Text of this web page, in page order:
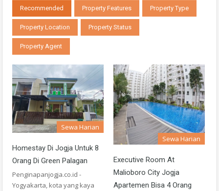
Recommended Property Features Property Type
Property Location Property Status
Property Agent
Sewa Harian
Homestay Di Jogja Untuk 8
Orang Di Green Palagan
Penginapanjogja.co.id -
Yogyakarta, kota yang kaya
Sewa Harian
Executive Room At
Malioboro City Jogja
Apartemen Bisa 4 Orang